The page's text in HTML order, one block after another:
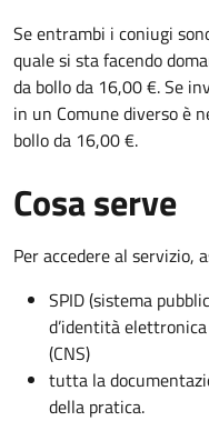
Se entrambi i coniugi
quale si sta facendo
da bollo da 16,00 €. Se
in un Comune diverso è
bollo da 16,00 €.
Cosa serve
Per accedere al servizio,
SPID (sistema
d’identità
(CNS)
tutta la
della pratica.